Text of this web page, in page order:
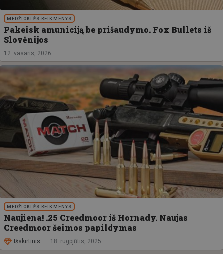
MEDŽIOKLĖS REIKMENYS
Pakeisk amuniciją be prišaudymo. Fox Bullets iš
Slovėnijos
12. vasaris, 2026
MEDŽIOKLĖS REIKMENYS
Naujiena! .25 Creedmoor iš Hornady. Naujas
Creedmoor šeimos papildymas
Išskirtinis 18. rugpjūtis, 2025